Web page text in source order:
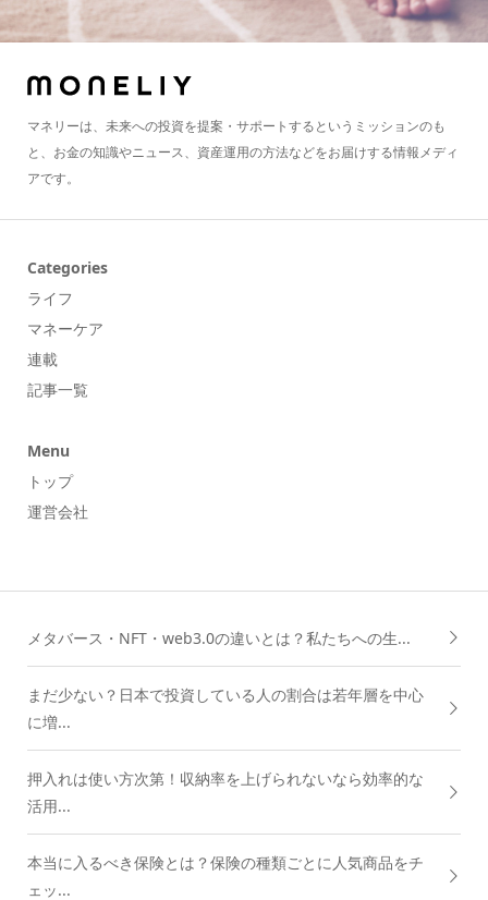
マネリーは、未来への投資を提案・サポートするというミッションのも
と、お金の知識やニュース、資産運用の方法などをお届けする情報メディ
アです。
Categories
ライフ
マネーケア
連載
記事一覧
Menu
トップ
運営会社
メタバース・NFT・web3.0の違いとは？私たちへの生...
まだ少ない？日本で投資している人の割合は若年層を中心
に増...
押入れは使い方次第！収納率を上げられないなら効率的な
活用...
本当に入るべき保険とは？保険の種類ごとに人気商品をチ
ェッ...